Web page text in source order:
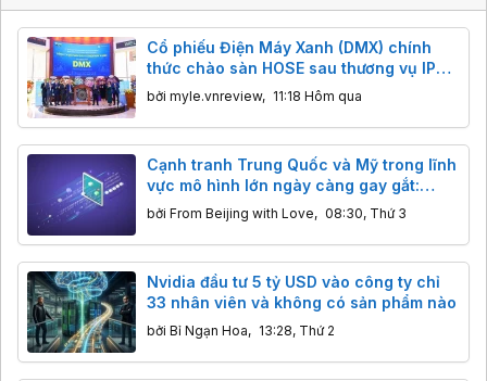
Cổ phiếu Điện Máy Xanh (DMX) chính
thức chào sàn HOSE sau thương vụ IPO
tỷ đô
bởi myle.vnreview, 11:18 Hôm qua
Cạnh tranh Trung Quốc và Mỹ trong lĩnh
vực mô hình lớn ngày càng gay gắt:
Hàng Mỹ giảm giá mạnh để cạnh tranh
với Kimi và DeepSeek
bởi From Beijing with Love, 08:30, Thứ 3
Nvidia đầu tư 5 tỷ USD vào công ty chỉ
33 nhân viên và không có sản phẩm nào
bởi Bỉ Ngạn Hoa, 13:28, Thứ 2